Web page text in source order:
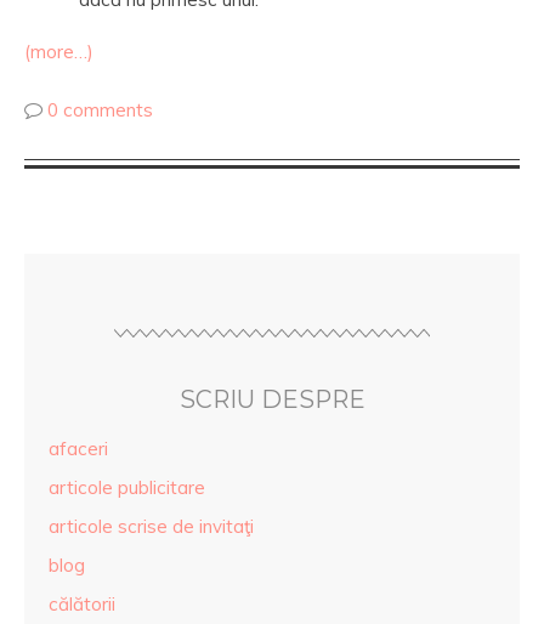
(more…)
0 comments
SCRIU DESPRE
afaceri
articole publicitare
articole scrise de invitaţi
blog
călătorii